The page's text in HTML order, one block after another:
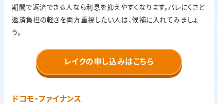
期間で返済できる人なら利息を抑えやすくなります。バレにくさと
返済負担の軽さを両方重視したい人は、候補に入れてみましょ
う。
レイクの申し込みはこちら
ドコモ・ファイナンス